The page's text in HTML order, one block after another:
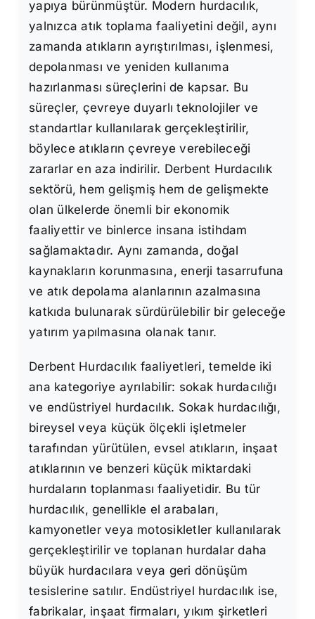
yapıya bürünmüştür. Modern hurdacılık,
yalnızca atık toplama faaliyetini değil, aynı
zamanda atıkların ayrıştırılması, işlenmesi,
depolanması ve yeniden kullanıma
hazırlanması süreçlerini de kapsar. Bu
süreçler, çevreye duyarlı teknolojiler ve
standartlar kullanılarak gerçekleştirilir,
böylece atıkların çevreye verebileceği
zararlar en aza indirilir. Derbent Hurdacılık
sektörü, hem gelişmiş hem de gelişmekte
olan ülkelerde önemli bir ekonomik
faaliyettir ve binlerce insana istihdam
sağlamaktadır. Aynı zamanda, doğal
kaynakların korunmasına, enerji tasarrufuna
ve atık depolama alanlarının azalmasına
katkıda bulunarak sürdürülebilir bir geleceğe
yatırım yapılmasına olanak tanır.
Derbent Hurdacılık faaliyetleri, temelde iki
ana kategoriye ayrılabilir: sokak hurdacılığı
ve endüstriyel hurdacılık. Sokak hurdacılığı,
bireysel veya küçük ölçekli işletmeler
tarafından yürütülen, evsel atıkların, inşaat
atıklarının ve benzeri küçük miktardaki
hurdaların toplanması faaliyetidir. Bu tür
hurdacılık, genellikle el arabaları,
kamyonetler veya motosikletler kullanılarak
gerçekleştirilir ve toplanan hurdalar daha
büyük hurdacılara veya geri dönüşüm
tesislerine satılır. Endüstriyel hurdacılık ise,
fabrikalar, inşaat firmaları, yıkım şirketleri